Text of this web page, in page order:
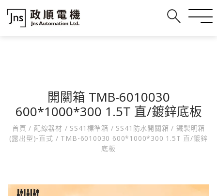
開關箱 TMB-6010030
600*1000*300 1.5T 直/鍍鋅底板
首頁/ 配線器材 / SS41標準箱 / SS41防水開關箱/ 鐵製明箱
(露出型)-直式 / TMB-6010030 600*1000*300 1.5T 直/鍍鋅
底板